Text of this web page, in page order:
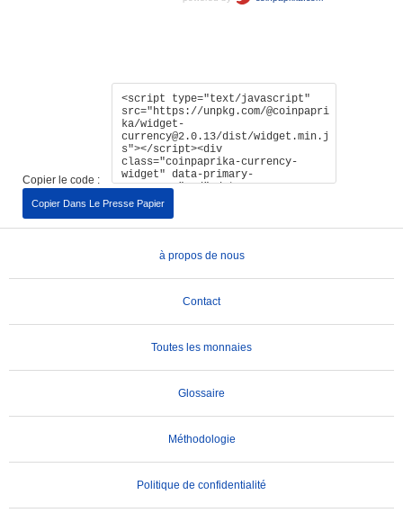
Copier le code :
Copier Dans Le Presse Papier
à propos de nous
Contact
Toutes les monnaies
Glossaire
Méthodologie
Politique de confidentialité